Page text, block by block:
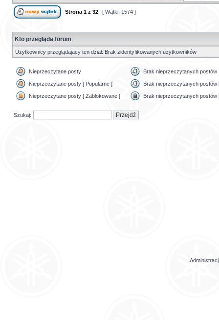
Strona 1 z 32 [ Wątki: 1574 ]
Kto przegląda forum
Użytkownicy przeglądający ten dział: Brak zidentyfikowanych użytkowników
Nieprzeczytane posty Brak nieprzeczytanych postów
Nieprzeczytane posty [ Popularne ] Brak nieprzeczytanych postów
Nieprzeczytane posty [ Zablokowane ] Brak nieprzeczytanych postów
Szukaj: